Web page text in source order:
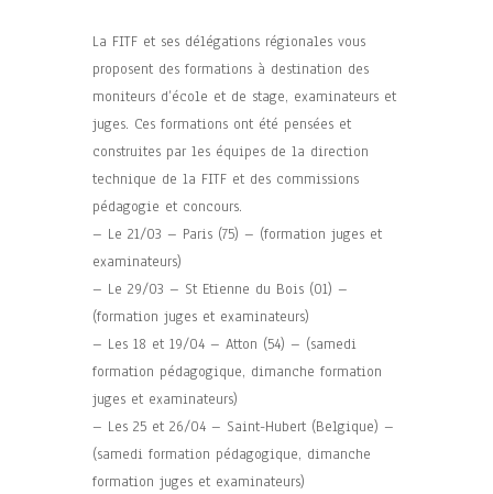
La FITF et ses délégations régionales vous
proposent des formations à destination des
moniteurs d’école et de stage, examinateurs et
juges. Ces formations ont été pensées et
construites par les équipes de la direction
technique de la FITF et des commissions
pédagogie et concours.
– Le 21/03 – Paris (75) – (formation juges et
examinateurs)
– Le 29/03 – St Etienne du Bois (01) –
(formation juges et examinateurs)
– Les 18 et 19/04 – Atton (54) – (samedi
formation pédagogique, dimanche formation
juges et examinateurs)
– Les 25 et 26/04 – Saint-Hubert (Belgique) –
(samedi formation pédagogique, dimanche
formation juges et examinateurs)